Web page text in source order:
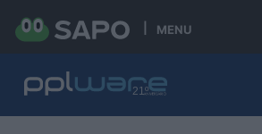
MENU